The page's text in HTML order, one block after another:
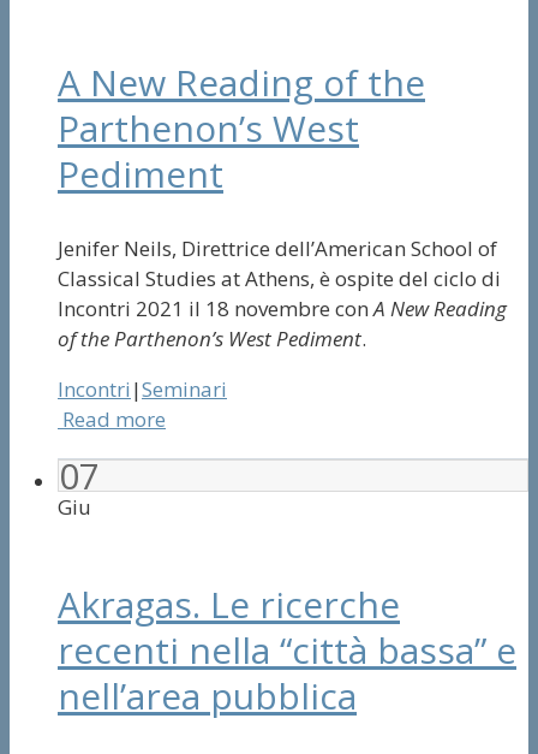
A New Reading of the
Parthenon’s West
Pediment
Jenifer Neils, Direttrice dell’American School of
Classical Studies at Athens, è ospite del ciclo di
Incontri 2021 il 18 novembre conA New Reading
of the Parthenon’s West Pediment.
Incontri |Seminari
Read more
07
Giu
Akragas. Le ricerche
recenti nella “città bassa” e
nell’area pubblica